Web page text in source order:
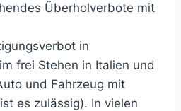
Überholverbote mit
in
frei Stehen in Italien und
und Fahrzeug mit
es zulässig). In vielen